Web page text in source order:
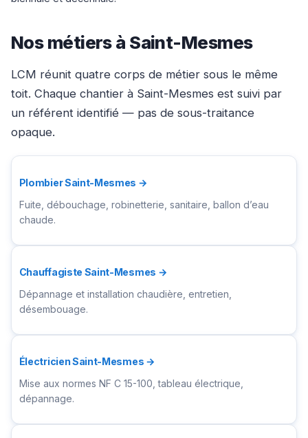
Nos métiers à Saint-Mesmes
LCM réunit quatre corps de métier sous le même
toit. Chaque chantier à Saint-Mesmes est suivi par
un référent identifié — pas de sous-traitance
opaque.
Plombier Saint-Mesmes →
Fuite, débouchage, robinetterie, sanitaire, ballon d’eau
chaude.
Chauffagiste Saint-Mesmes →
Dépannage et installation chaudière, entretien,
désembouage.
Électricien Saint-Mesmes →
Mise aux normes NF C 15-100, tableau électrique,
dépannage.